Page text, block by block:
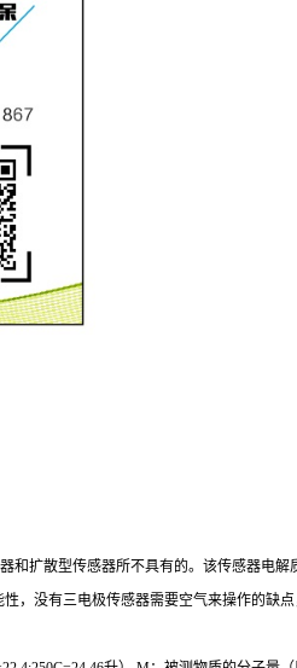
扩散型传感器所不具有的。该传感器电
，没有三电极传感器需要空气来操作的缺